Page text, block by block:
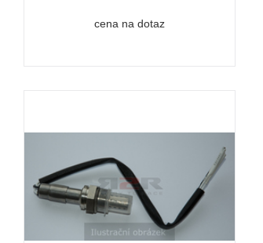
cena na dotaz